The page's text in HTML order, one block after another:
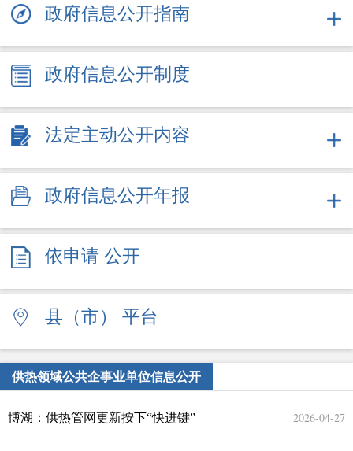
政府信息公开指南
政府信息公开制度
法定主动公开内容
政府信息公开年报
依申请 公开
县（市） 平台
供热领域公共企事业单位信息公开
博湖：供热管网更新按下“快进键” 2026-04-27